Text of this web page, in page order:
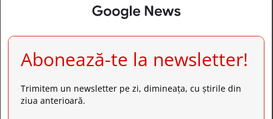
Abonează-te la newsletter!
Trimitem un newsletter pe zi, dimineața, cu știrile din
ziua anterioară.